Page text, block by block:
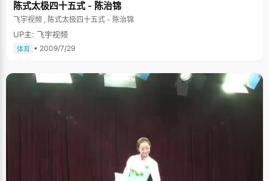
陈式太极四十五式 - 陈治锦
飞宇视频 , 陈式太极四十五式 - 陈治锦
UP主: 飞宇视频
体育 • 2009/7/29